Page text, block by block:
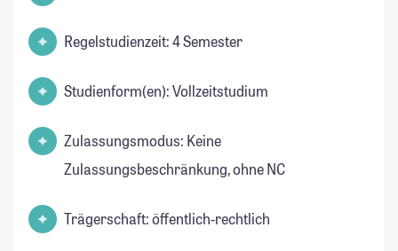
Regelstudienzeit: 4 Semester
Studienform(en): Vollzeitstudium
Zulassungsmodus: Keine
Zulassungsbeschränkung, ohne NC
Trägerschaft: öffentlich-rechtlich